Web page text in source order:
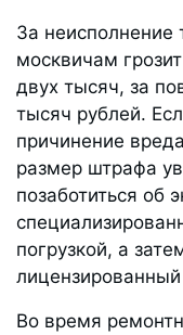
За неисполнение
москвичам
двух тысяч, за
тысяч рублей.
причинение
размер штрафа
позаботиться об
погрузкой, а
Во время